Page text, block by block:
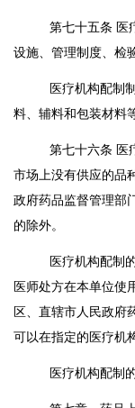
第七十五条 医
设施、管理制度、检
医疗机构配制
料、辅料和包装材料
第七十六条 医
市场上没有供应的品
政府药品监督管理部
的除外。
医疗机构配制
医师处方在本单位使
区、直辖市人民政府
可以在指定的医疗机
医疗机构配制